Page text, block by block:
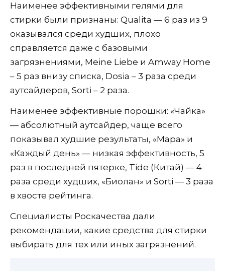
Наименее эффективными гелями для
стирки были признаны: Qualita — 6 раз из 9
оказывался среди худших, плохо
справляется даже с базовыми
загрязнениями, Meine Liebe и Amway Home
– 5 раз внизу списка, Dosia – 3 раза среди
аутсайдеров, Sorti – 2 раза.
Наименее эффективные порошки: «Чайка»
— абсолютный аутсайдер, чаще всего
показывал худшие результаты, «Мара» и
«Каждый день» — низкая эффективность, 5
раз в последней пятерке, Tide (Китай) — 4
раза среди худших, «Биолан» и Sorti — 3 раза
в хвосте рейтинга.
Специалисты Роскачества дали
рекомендации, какие средства для стирки
выбирать для тех или иных загрязнений.